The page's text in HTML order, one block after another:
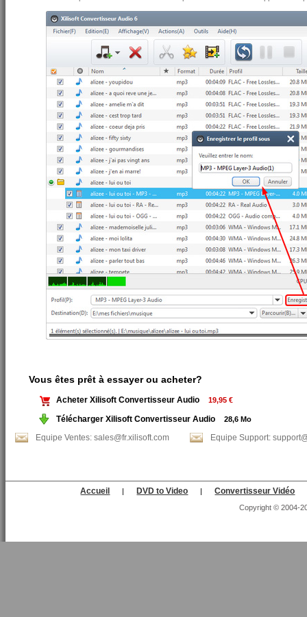
Vous êtes prêt à essayer ou acheter?
Acheter Xilisoft Convertisseur Audio 19,95 €
Télécharger Xilisoft Convertisseur Audio 28,6 Mo
Equipe Ventes: sales@fr.xilisoft.com Equipe Support:
Accueil | DVD to Video | Convertisseur Vidéo
Copyright © 2004-